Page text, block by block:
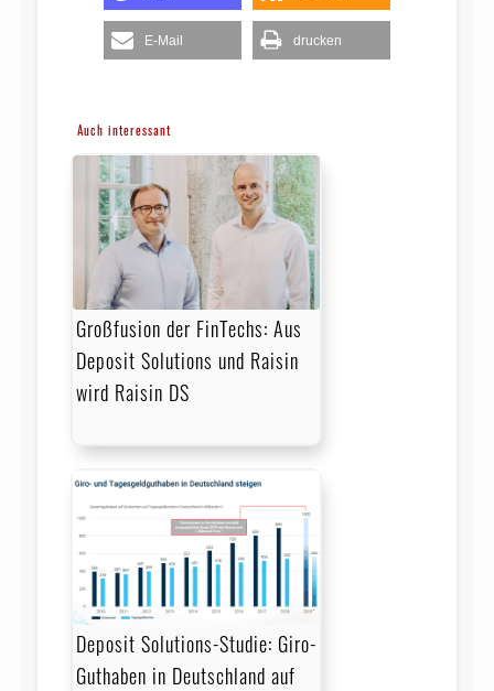
E-Mail drucken
Auch interessant
Großfusion der FinTechs: Aus
Deposit Solutions und Raisin
wird Raisin DS
Deposit Solutions-Studie: Giro-
Guthaben in Deutschland auf